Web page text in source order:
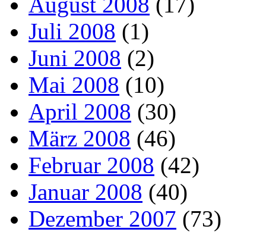
Juli 2008 (1)
Juni 2008 (2)
Mai 2008 (10)
April 2008 (30)
März 2008 (46)
Februar 2008 (42)
Januar 2008 (40)
Dezember 2007 (73)